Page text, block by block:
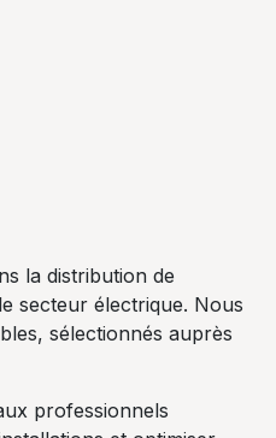
la distribution de
secteur électrique. Nous
sélectionnés auprès
professionnels